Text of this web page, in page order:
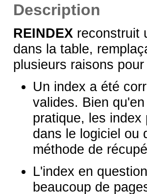
Description
REINDEX reconstruit
dans la table,
plusieurs raisons
Un index a été
valides. Bien
pratique, les
dans le logiciel ou
méthode de
L'index en
beaucoup de